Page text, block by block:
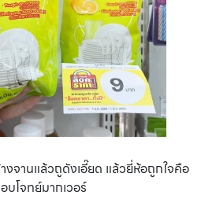
งจานแล้วถูดังเอี๊ยด แล้วยี่ห้อถูกใจคือ
บโจทย์มากเวอร์